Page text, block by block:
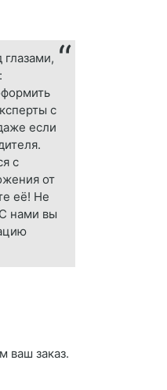
с
если
с
от
её! Не
нами вы
ваш заказ.